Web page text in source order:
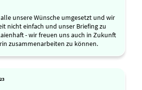
unsere Wünsche umgesetzt und wir
nicht einfach und unser Briefing zu
- wir freuen uns auch in Zukunft
zusammenarbeiten zu können.